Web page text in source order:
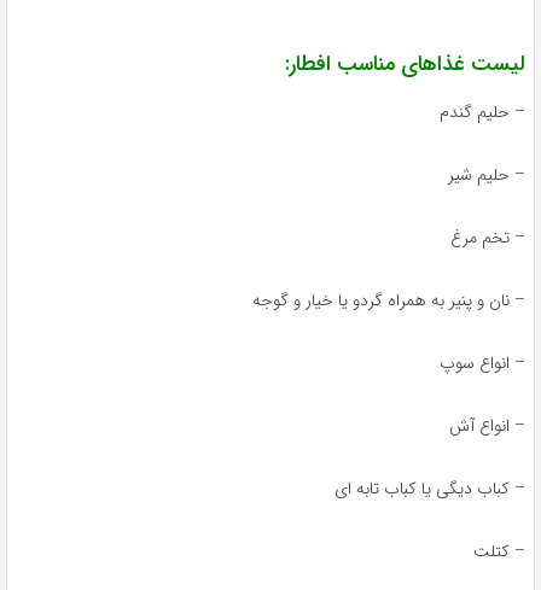
غذاهای مناسب افطار:
حلیم گندم
حلیم شیر
تخم مرغ
نان و پنیر به همراه گردو یا خیار و گوجه
انواع سوپ
انواع آش
کباب دیگی یا کباب تابه ای
کتلت